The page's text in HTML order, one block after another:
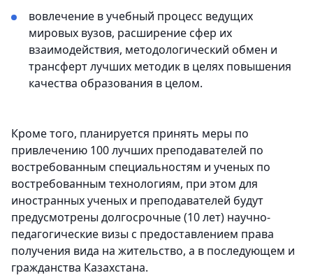
вовлечение в учебный процесс ведущих
мировых вузов, расширение сфер их
взаимодействия, методологический обмен и
трансферт лучших методик в целях повышения
качества образования в целом.
Кроме того, планируется принять меры по
привлечению 100 лучших преподавателей по
востребованным специальностям и ученых по
востребованным технологиям, при этом для
иностранных ученых и преподавателей будут
предусмотрены долгосрочные (10 лет) научно-
педагогические визы с предоставлением права
получения вида на жительство, а в последующем и
гражданства Казахстана.